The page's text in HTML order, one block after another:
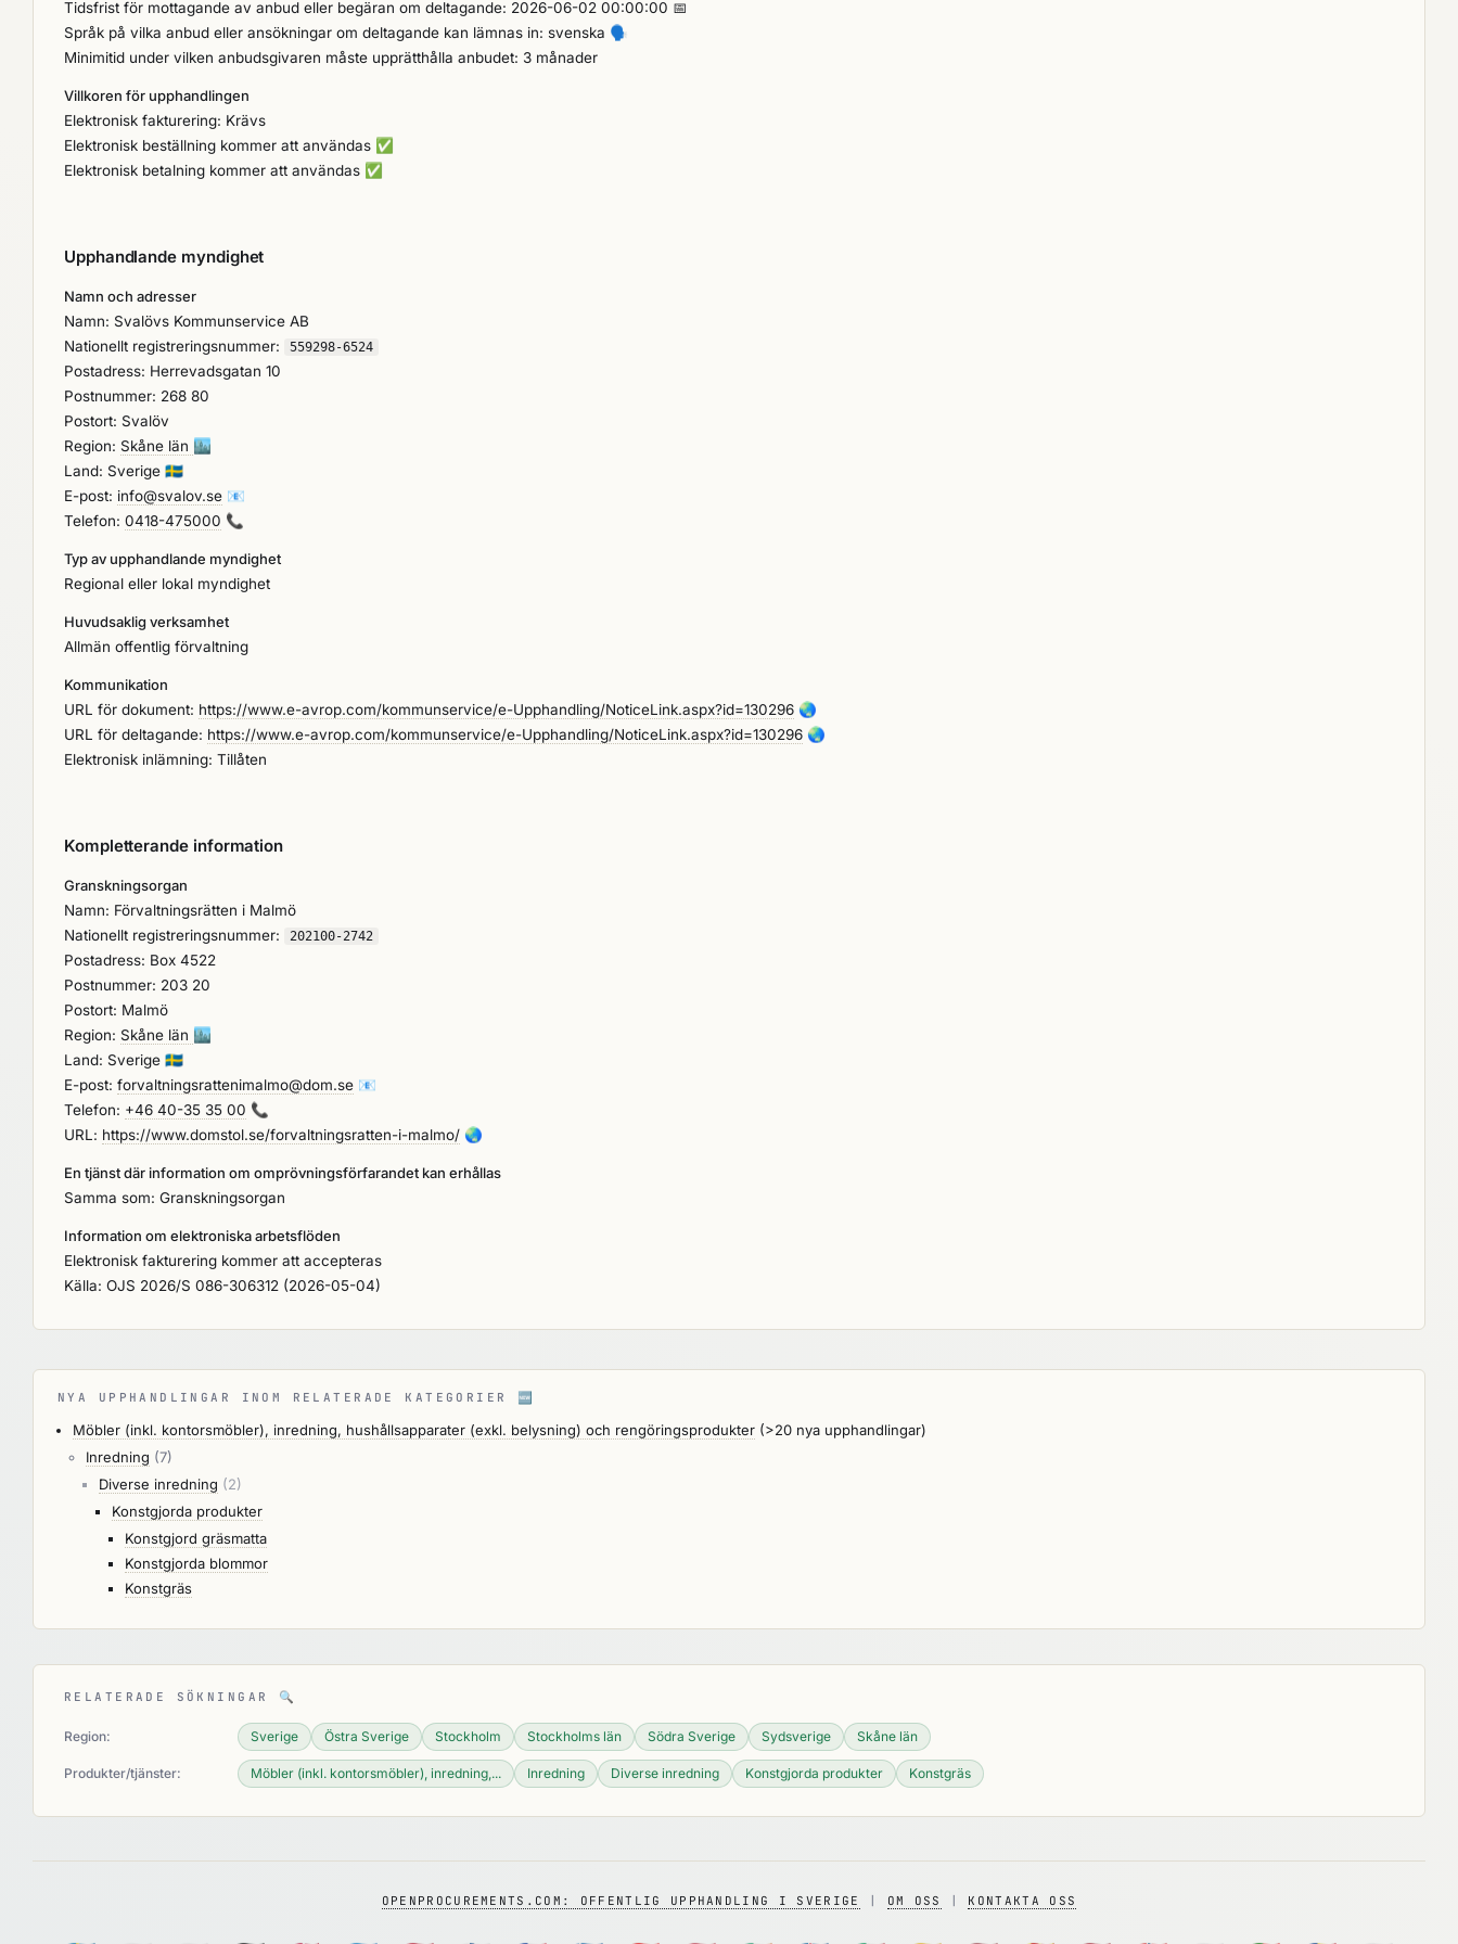
Tidsfrist för mottagande av anbud eller begäran om deltagande: 2026-06-02 00:00:00 📅
Språk på vilka anbud eller ansökningar om deltagande kan lämnas in: svenska 🗣️
Minimitid under vilken anbudsgivaren måste upprätthålla anbudet: 3 månader
Villkoren för upphandlingen
Elektronisk fakturering: Krävs
Elektronisk beställning kommer att användas ✅
Elektronisk betalning kommer att användas ✅
Upphandlande myndighet
Namn och adresser
Namn: Svalövs Kommunservice AB
Nationellt registreringsnummer:
559298-6524
Postadress: Herrevadsgatan 10
Postnummer: 268 80
Postort: Svalöv
Region: Skåne län 🏙️
Land: Sverige 🇸🇪
E-post: info@svalov.se 📧
Telefon: 0418-475000 📞
Typ av upphandlande myndighet
Regional eller lokal myndighet
Huvudsaklig verksamhet
Allmän offentlig förvaltning
Kommunikation
URL för dokument: https://www.e-avrop.com/kommunservice/e-Upphandling/NoticeLink.aspx?id=130296 🌏
URL för deltagande: https://www.e-avrop.com/kommunservice/e-Upphandling/NoticeLink.aspx?id=130296 🌏
Elektronisk inlämning: Tillåten
Kompletterande information
Granskningsorgan
Namn: Förvaltningsrätten i Malmö
Nationellt registreringsnummer:
202100-2742
Postadress: Box 4522
Postnummer: 203 20
Postort: Malmö
Region: Skåne län 🏙️
Land: Sverige 🇸🇪
E-post: forvaltningsrattenimalmo@dom.se 📧
Telefon: +46 40-35 35 00 📞
URL: https://www.domstol.se/forvaltningsratten-i-malmo/ 🌏
En tjänst där information om omprövningsförfarandet kan erhållas
Samma som: Granskningsorgan
Information om elektroniska arbetsflöden
Elektronisk fakturering kommer att accepteras
Källa: OJS 2026/S 086-306312 (2026-05-04)
NYA UPPHANDLINGAR INOM RELATERADE KATEGORIER 🆕
Möbler (inkl. kontorsmöbler), inredning, hushållsapparater (exkl. belysning) och rengöringsprodukter (>20 nya upphandlingar)
Inredning (7)
Diverse inredning (2)
Konstgjorda produkter
Konstgjord gräsmatta
Konstgjorda blommor
Konstgräs
RELATERADE SÖKNINGAR 🔍
Region: Sverige Östra Sverige Stockholm Stockholms län Södra Sverige Sydsverige Skåne län
Produkter/tjänster: Möbler (inkl. kontorsmöbler), inredning,... Inredning Diverse inredning Konstgjorda produkter Konstgräs
OPENPROCUREMENTS.COM: OFFENTLIG UPPHANDLING I SVERIGE OM OSS KONTAKTA OSS